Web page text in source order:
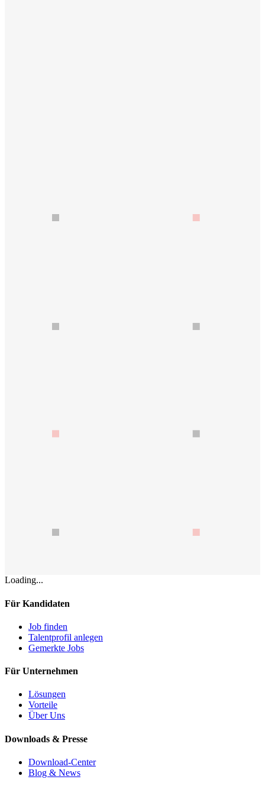
Loading...
Für Kandidaten
Job finden
Talentprofil anlegen
Gemerkte Jobs
Für Unternehmen
Lösungen
Vorteile
Über Uns
Downloads & Presse
Download-Center
Blog & News